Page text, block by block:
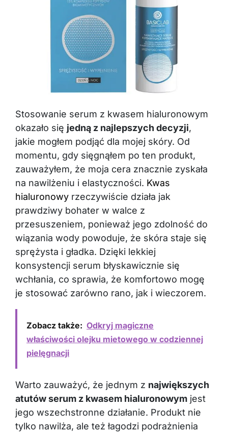
Stosowanie serum z kwasem hialuronowym
okazało się jedną z najlepszych decyzji,
jakie mogłem podjąć dla mojej skóry. Od
momentu, gdy sięgnąłem po ten produkt,
zauważyłem, że moja cera znacznie zyskała
na nawilżeniu i elastyczności. Kwas
hialuronowy rzeczywiście działa jak
prawdziwy bohater w walce z
przesuszeniem, ponieważ jego zdolność do
wiązania wody powoduje, że skóra staje się
sprężysta i gładka. Dzięki lekkiej
konsystencji serum błyskawicznie się
wchłania, co sprawia, że komfortowo mogę
je stosować zarówno rano, jak i wieczorem.
Zobacz także: Odkryj magiczne
właściwości olejku mietowego w codziennej
pielęgnacji
Warto zauważyć, że jednym z największych
atutów serum z kwasem hialuronowym jest
jego wszechstronne działanie. Produkt nie
tylko nawilża, ale też łagodzi podrażnienia